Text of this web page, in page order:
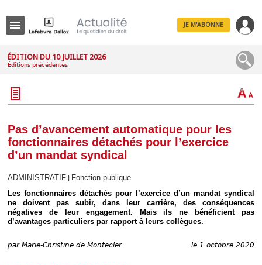
JE M'ABONNE
ÉDITION DU 10 JUILLET 2026
Éditions précédentes
Pas d’avancement automatique pour les
fonctionnaires détachés pour l’exercice
d’un mandat syndical
ADMINISTRATIF
Fonction publique
Les fonctionnaires détachés pour l’exercice d’un mandat syndical
ne doivent pas subir, dans leur carrière, des conséquences
négatives de leur engagement. Mais ils ne bénéficient pas
d’avantages particuliers par rapport à leurs collègues.
par Marie-Christine de Montecler le 1 octobre 2020